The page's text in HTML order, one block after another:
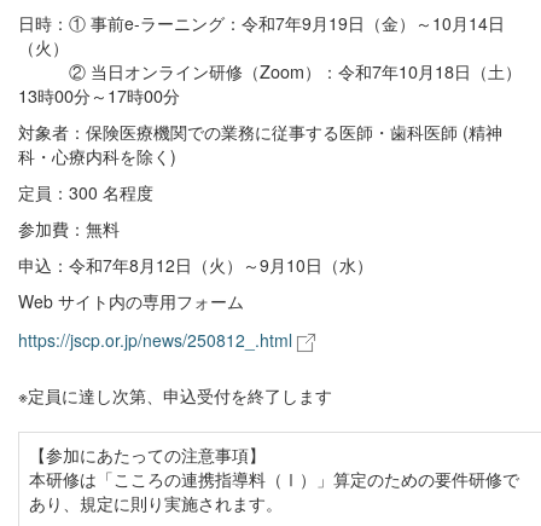
日時：① 事前e-ラーニング：令和7年9月19日（金）～10月14日
（火）
② 当日オンライン研修（Zoom）：令和7年10月18日（土）
13時00分～17時00分
対象者：保険医療機関での業務に従事する医師・歯科医師 (精神
科・心療内科を除く)
定員：300 名程度
参加費：無料
申込：令和7年8月12日（火）～9月10日（水）
Web サイト内の専用フォーム
https://jscp.or.jp/news/250812_.html
※定員に達し次第、申込受付を終了します
【参加にあたっての注意事項】
本研修は「こころの連携指導料（Ⅰ）」算定のための要件研修で
あり、規定に則り実施されます。